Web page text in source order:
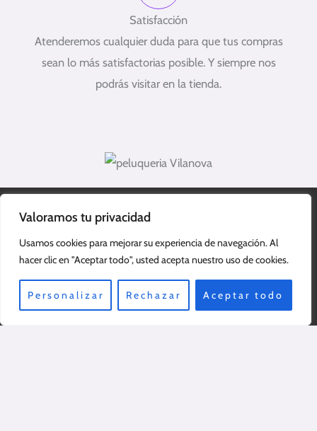
Valoramos tu privacidad
Usamos cookies para mejorar su experiencia de navegación. Al
hacer clic en "Aceptar todo", usted acepta nuestro uso de cookies.
Personalizar Rechazar Aceptar todo
Satisfacción
Atenderemos cualquier duda para que tus compras
sean lo más satisfactorias posible. Y siempre nos
podrás visitar en la tienda.
Datos de contaco
938934018
colucci_@hotmail.es
Rambla Salvador Samà 25, Vilanova i la Geltrú, 08800.